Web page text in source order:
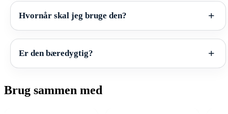
Hvornår skal jeg bruge den?
Er den bæredygtig?
Brug sammen med